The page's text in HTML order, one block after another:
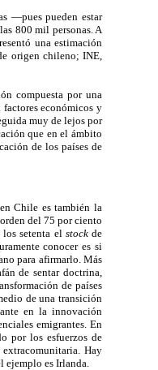
—pues pueden estar
800 mil personas. A
una estimación
origen chileno; INE,
compuesta por una
económicos y
muy de lejos por
que en el ámbito
de los países de
Chile es también la
del 75 por ciento
setenta el stockde
conocer es si
para afirmarlo. Más
de sentar doctrina,
de países
de una transición
en la innovación
emigrantes. En
por los esfuerzos de
Hay
ejemplo es Irlanda.